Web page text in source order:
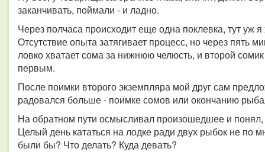
заканчивать, поймали - и ладно.
Через полчаса происходит еще одна поклевка, тут уж
Отсутствие опыта затягивает процесс, но через пять
ловко хватает сома за нижнюю челюсть, и второй
первым.
После поимки второго экземпляра мой друг сам
радовался больше - поимке сомов или окончанию
На обратном пути осмысливал произошедшее и
Целый день кататься на лодке ради двух рыбок не по
были бы? Что делать? Куда девать?